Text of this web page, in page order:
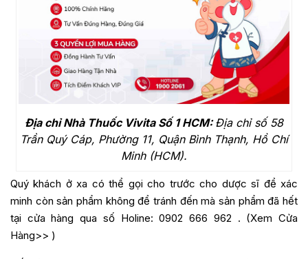
Địa chỉ Nhà Thuốc Vivita Số 1 HCM:Địa chỉ số 58
Trần Quý Cáp, Phường 11, Quận Bình Thạnh, Hồ Chí
Minh (HCM).
Quý khách ở xa có thể gọi cho trước cho dược sĩ để xác
minh còn sản phẩm không để tránh đến mà sản phẩm đã hết
tại cửa hàng qua số Holine:0902 666 962 . (Xem Cửa
Hàng>> )